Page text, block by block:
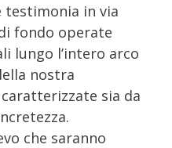
in via
fondo operate
lungo l’intero arco
nostra
sia da
che saranno